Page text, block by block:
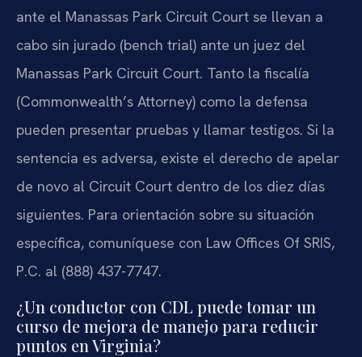
ante el Manassas Park Circuit Court se llevan a
cabo sin jurado (bench trial) ante un juez del
Manassas Park Circuit Court. Tanto la fiscalía
(Commonwealth’s Attorney) como la defensa
pueden presentar pruebas y llamar testigos. Si la
sentencia es adversa, existe el derecho de apelar
de novo al Circuit Court dentro de los diez días
siguientes. Para orientación sobre su situación
específica, comuníquese con Law Offices Of SRIS,
P.C. al (888) 437-7747.
¿Un conductor con CDL puede tomar un
curso de mejora de manejo para reducir
puntos en Virginia?